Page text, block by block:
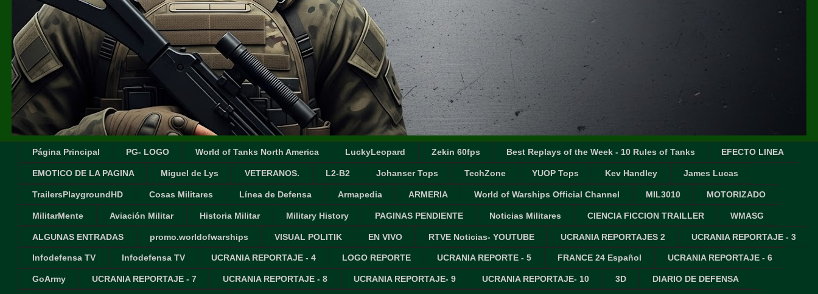
Página Principal PG- LOGO World of Tanks North America LuckyLeopard Zekin 60fps Best Replays of the Week - 10 Rules of Tanks EFECTO LINEA
EMOTICO DE LA PAGINA Miguel de Lys VETERANOS. L2-B2 Johanser Tops TechZone YUOP Tops Kev Handley James Lucas
TrailersPlaygroundHD Cosas Militares Línea de Defensa Armapedia ARMERIA World of Warships Official Channel MIL3010 MOTORIZADO
MilitarMente Aviación Militar Historia Militar Military History PAGINAS PENDIENTE Noticias Militares CIENCIA FICCION TRAILLER WMASG
ALGUNAS ENTRADAS promo.worldofwarships VISUAL POLITIK EN VIVO RTVE Noticias- YOUTUBE UCRANIA REPORTAJES 2 UCRANIA REPORTAJE - 3
Infodefensa TV Infodefensa TV UCRANIA REPORTAJE - 4 LOGO REPORTE UCRANIA REPORTE - 5 FRANCE 24 Español UCRANIA REPORTAJE - 6
GoArmy UCRANIA REPORTAJE - 7 UCRANIA REPORTAJE - 8 UCRANIA REPORTAJE- 9 UCRANIA REPORTAJE- 10 3D DIARIO DE DEFENSA